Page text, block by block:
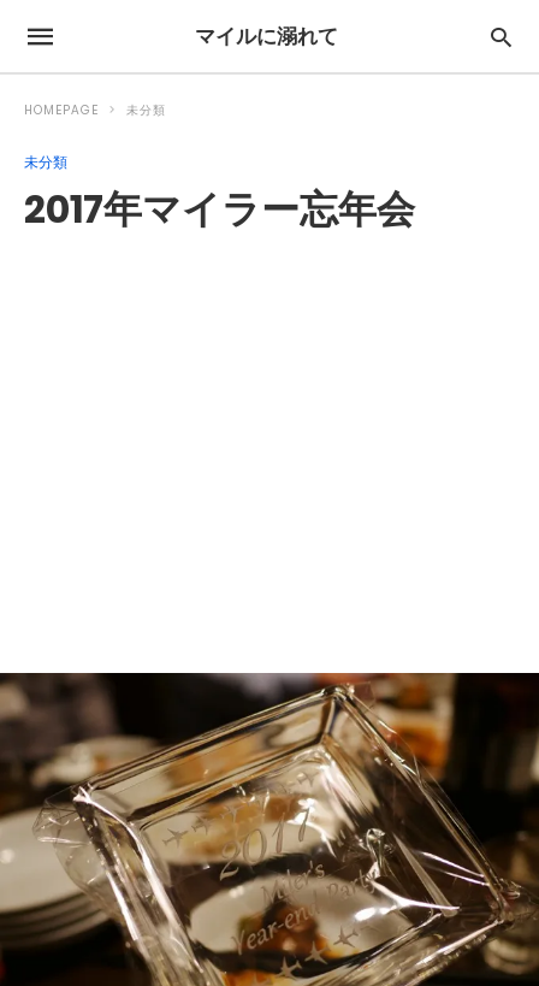
マイルに溺れて
HOMEPAGE 未分類
未分類
2017年マイラー忘年会